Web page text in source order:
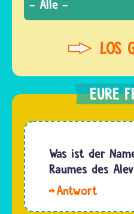
Was ist der
Raumes des